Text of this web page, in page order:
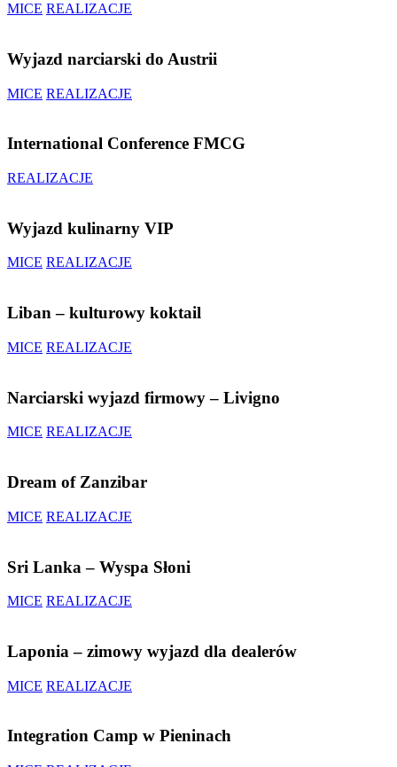
MICE REALIZACJE
Wyjazd narciarski do Austrii
MICE REALIZACJE
International Conference FMCG
REALIZACJE
Wyjazd kulinarny VIP
MICE REALIZACJE
Liban – kulturowy koktail
MICE REALIZACJE
Narciarski wyjazd firmowy – Livigno
MICE REALIZACJE
Dream of Zanzibar
MICE REALIZACJE
Sri Lanka – Wyspa Słoni
MICE REALIZACJE
Laponia – zimowy wyjazd dla dealerów
MICE REALIZACJE
Integration Camp w Pieninach